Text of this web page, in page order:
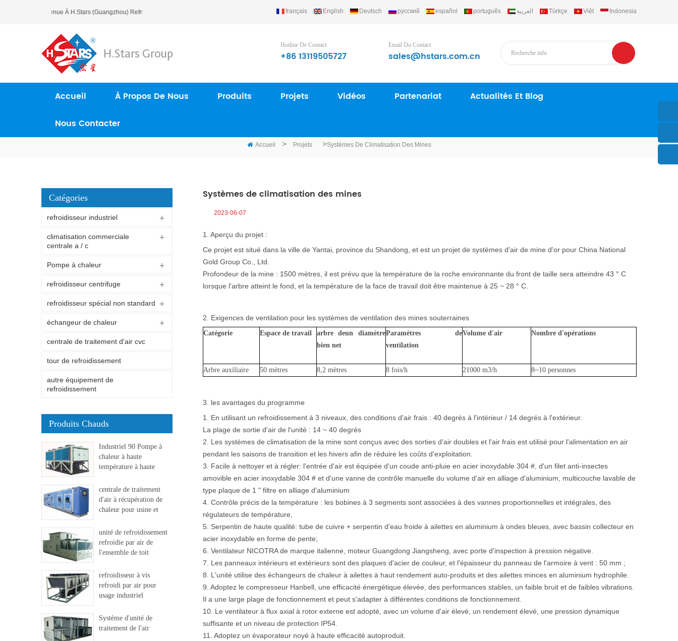
Bienvenue À H.Stars (Guangzhou) Refrigerating Equipment Group Ltd.. français English Deutsch русский español português العربية Türkçe Việt Indonesia
Hotline De Contact
+86 13119505727
Email Du Contact
sales@hstars.com.cn
Accueil À Propos De Nous Produits Projets Vidéos Partenariat Actualités Et Blog
Nous Contacter
Accueil > Projets >Systèmes De Climatisation Des Mines
Systèmes de climatisation des mines
2023-06-07
1. Aperçu du projet :
Ce projet est situé dans la ville de Yantai, province du Shandong, et est un projet de systèmes d'air de mine d'or pour China National
Gold Group Co., Ltd.
Profondeur de la mine : 1500 mètres, il est prévu que la température de la roche environnante du front de taille sera atteindre 43 ° C
lorsque l'arbre atteint le fond, et la température de la face de travail doit être maintenue à 25 ~ 28 ° C.
2. Exigences de ventilation pour les systèmes de ventilation des mines souterraines
Catégorie Espace de travail arbre deun diamètre
bien net
Paramètres de
ventilation
Volume d'air Nombre d'opérations
Arbre auxiliaire 50 mètres 8,2 mètres 8 fois/h 21000 m3/h 8~10 personnes
3. les avantages du programme
1. En utilisant un refroidissement à 3 niveaux, des conditions d'air frais : 40 degrés à l'intérieur / 14 degrés à l'extérieur.
La plage de sortie d'air de l'unité : 14 ~ 40 degrés
2. Les systèmes de climatisation de la mine sont conçus avec des sorties d'air doubles et l'air frais est utilisé pour l'alimentation en air
pendant les saisons de transition et les hivers afin de réduire les coûts d'exploitation.
3. Facile à nettoyer et à régler: l'entrée d'air est équipée d'un coude anti-pluie en acier inoxydable 304 #, d'un filet anti-insectes
amovible en acier inoxydable 304 # et d'une vanne de contrôle manuelle du volume d'air en alliage d'aluminium, multicouche lavable de
type plaque de 1 " filtre en alliage d'aluminium
4. Contrôle précis de la température : les bobines à 3 segments sont associées à des vannes proportionnelles et intégrales, des
régulateurs de température,
5. Serpentin de haute qualité: tube de cuivre + serpentin d'eau froide à ailettes en aluminium à ondes bleues, avec bassin collecteur en
acier inoxydable en forme de pente;
6. Ventilateur NICOTRA de marque italienne, moteur Guangdong Jiangsheng, avec porte d'inspection à pression négative.
7. Les panneaux intérieurs et extérieurs sont des plaques d'acier de couleur, et l'épaisseur du panneau de l'armoire à vent : 50 mm ;
8. L'unité utilise des échangeurs de chaleur à ailettes à haut rendement auto-produits et des ailettes minces en aluminium hydrophile.
9. Adoptez le compresseur Hanbell, une efficacité énergétique élevée, des performances stables, un faible bruit et de faibles vibrations.
Il a une large plage de fonctionnement et peut s'adapter à différentes conditions de fonctionnement.
10. Le ventilateur à flux axial à rotor externe est adopté, avec un volume d'air élevé, un rendement élevé, une pression dynamique
suffisante et un niveau de protection IP54.
11. Adoptez un évaporateur noyé à haute efficacité autoproduit.
Catégories
refroidisseur industriel
climatisation commerciale
centrale a / c
Pompe à chaleur
refroidisseur centrifuge
refroidisseur spécial non standard
échangeur de chaleur
centrale de traitement d'air cvc
tour de refroidissement
autre équipement de
refroidissement
Produits Chauds
Industriel 90 Pompe à
chaleur à haute
température à haute
centrale de traitement
d'air à récupération de
chaleur pour usine et
unité de refroidissement
refroidie par air de
l'ensemble de toit
refroidisseur à vis
refroidi par air pour
usage industriel
Système d'unité de
traitement de l'air